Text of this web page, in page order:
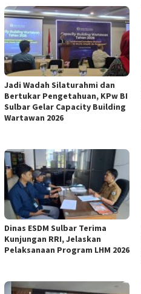
Jadi Wadah Silaturahmi dan
Bertukar Pengetahuan, KPw BI
Sulbar Gelar Capacity Building
Wartawan 2026
Dinas ESDM Sulbar Terima
Kunjungan RRI, Jelaskan
Pelaksanaan Program LHM 2026